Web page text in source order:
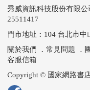
秀威資訊科技股份有限
25511417
門市地址：104 台北市
關於我們
． 常見問題 ．
客服信箱
Copyright © 國家網路書